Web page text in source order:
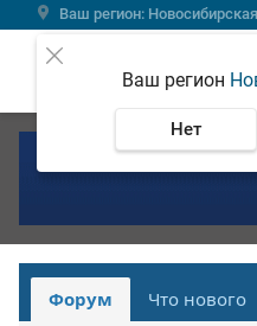
Ваш регион:
Ваш регион
Нет
Форум Что нового